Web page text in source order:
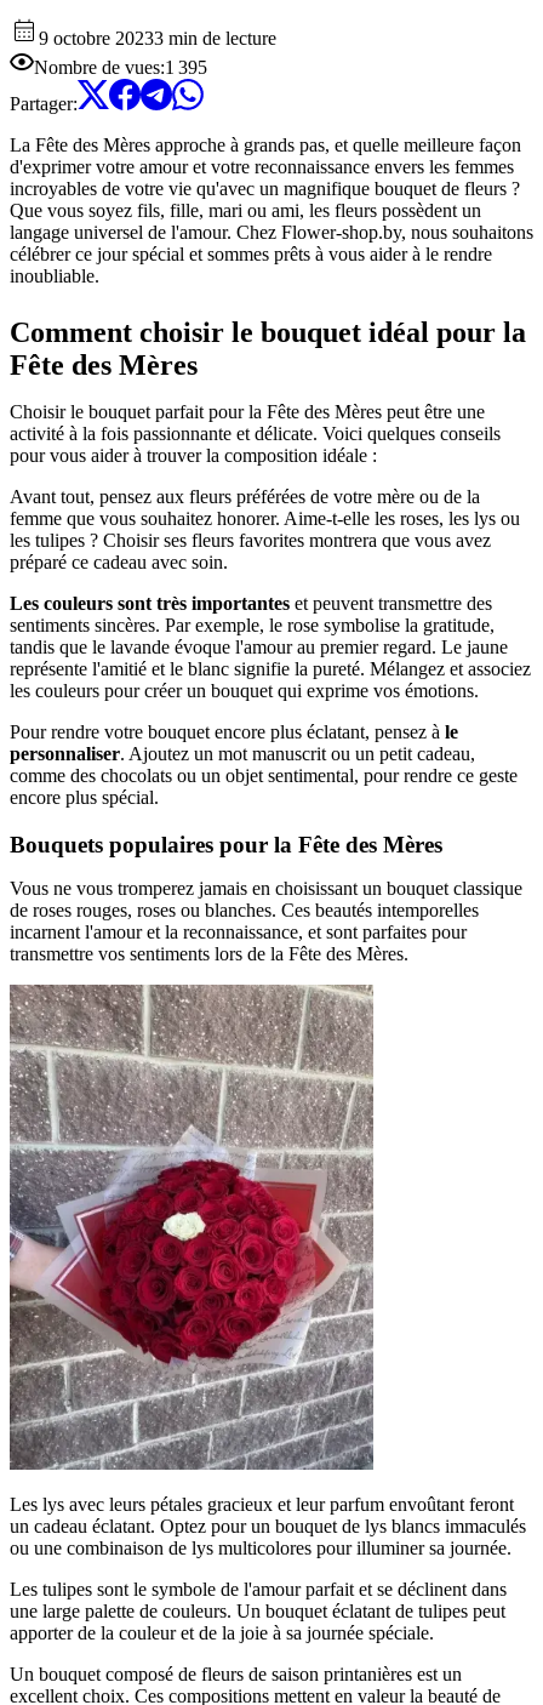
9 octobre 20233 min de lecture
Nombre de vues:1 395
Partager:
La Fête des Mères approche à grands pas, et quelle meilleure façon
d'exprimer votre amour et votre reconnaissance envers les femmes
incroyables de votre vie qu'avec un magnifique bouquet de fleurs ?
Que vous soyez fils, fille, mari ou ami, les fleurs possèdent un
langage universel de l'amour. Chez Flower-shop.by, nous souhaitons
célébrer ce jour spécial et sommes prêts à vous aider à le rendre
inoubliable.
Comment choisir le bouquet idéal pour la
Fête des Mères
Choisir le bouquet parfait pour la Fête des Mères peut être une
activité à la fois passionnante et délicate. Voici quelques conseils
pour vous aider à trouver la composition idéale :
Avant tout, pensez aux fleurs préférées de votre mère ou de la
femme que vous souhaitez honorer. Aime-t-elle les roses, les lys ou
les tulipes ? Choisir ses fleurs favorites montrera que vous avez
préparé ce cadeau avec soin.
Les couleurs sont très importantes et peuvent transmettre des
sentiments sincères. Par exemple, le rose symbolise la gratitude,
tandis que le lavande évoque l'amour au premier regard. Le jaune
représente l'amitié et le blanc signifie la pureté. Mélangez et associez
les couleurs pour créer un bouquet qui exprime vos émotions.
Pour rendre votre bouquet encore plus éclatant, pensez à le
personnaliser. Ajoutez un mot manuscrit ou un petit cadeau,
comme des chocolats ou un objet sentimental, pour rendre ce geste
encore plus spécial.
Bouquets populaires pour la Fête des Mères
Vous ne vous tromperez jamais en choisissant un bouquet classique
de roses rouges, roses ou blanches. Ces beautés intemporelles
incarnent l'amour et la reconnaissance, et sont parfaites pour
transmettre vos sentiments lors de la Fête des Mères.
Les lys avec leurs pétales gracieux et leur parfum envoûtant feront
un cadeau éclatant. Optez pour un bouquet de lys blancs immaculés
ou une combinaison de lys multicolores pour illuminer sa journée.
Les tulipes sont le symbole de l'amour parfait et se déclinent dans
une large palette de couleurs. Un bouquet éclatant de tulipes peut
apporter de la couleur et de la joie à sa journée spéciale.
Un bouquet composé de fleurs de saison printanières est un
excellent choix. Ces compositions mettent en valeur la beauté de